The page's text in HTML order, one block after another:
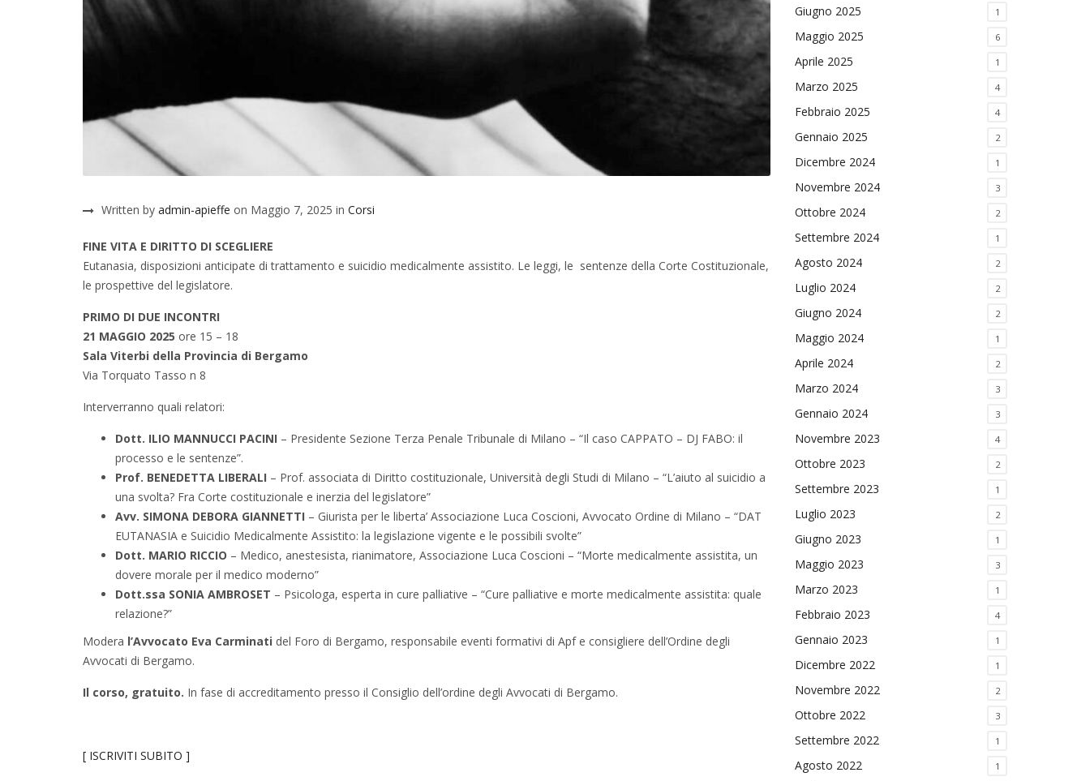
Written by admin-apieffe on Maggio 7, 2025 in Corsi
FINE VITA E DIRITTO DI SCEGLIERE
Eutanasia, disposizioni anticipate di trattamento e suicidio medicalmente assistito. Le leggi, le sentenze della Corte Costituzionale,
le prospettive del legislatore.
PRIMO DI DUE INCONTRI
21 MAGGIO 2025 ore 15 – 18
Sala Viterbi della Provincia di Bergamo
Via Torquato Tasso n 8
Interverranno quali relatori:
Dott. ILIO MANNUCCI PACINI – Presidente Sezione Terza Penale Tribunale di Milano – “Il caso CAPPATO – DJ FABO: il
processo e le sentenze”.
Prof. BENEDETTA LIBERALI – Prof. associata di Diritto costituzionale, Università degli Studi di Milano – “L’aiuto al suicidio a
una svolta? Fra Corte costituzionale e inerzia del legislatore”
Avv. SIMONA DEBORA GIANNETTI – Giurista per le liberta’ Associazione Luca Coscioni, Avvocato Ordine di Milano – “DAT
EUTANASIA e Suicidio Medicalmente Assistito: la legislazione vigente e le possibili svolte”
Dott. MARIO RICCIO – Medico, anestesista, rianimatore, Associazione Luca Coscioni – “Morte medicalmente assistita, un
dovere morale per il medico moderno”
Dott.ssa SONIA AMBROSET – Psicologa, esperta in cure palliative – “Cure palliative e morte medicalmente assistita: quale
relazione?”
Modera l’Avvocato Eva Carminati del Foro di Bergamo, responsabile eventi formativi di Apf e consigliere dell’Ordine degli
Avvocati di Bergamo.
Il corso, gratuito. In fase di accreditamento presso il Consiglio dell’ordine degli Avvocati di Bergamo.
[ ISCRIVITI SUBITO ]
Giugno 2025 1
Maggio 2025 6
Aprile 2025 1
Marzo 2025 4
Febbraio 2025 4
Gennaio 2025 2
Dicembre 2024 1
Novembre 2024 3
Ottobre 2024 2
Settembre 2024 1
Agosto 2024 2
Luglio 2024 2
Giugno 2024 2
Maggio 2024 1
Aprile 2024 2
Marzo 2024 3
Gennaio 2024 3
Novembre 2023 4
Ottobre 2023 2
Settembre 2023 1
Luglio 2023 2
Giugno 2023 1
Maggio 2023 3
Marzo 2023 1
Febbraio 2023 4
Gennaio 2023 1
Dicembre 2022 1
Novembre 2022 2
Ottobre 2022 3
Settembre 2022 1
Agosto 2022 1